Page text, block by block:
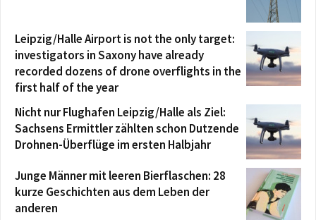
Leipzig/Halle Airport is not the only target:
investigators in Saxony have already
recorded dozens of drone overflights in the
first half of the year
Nicht nur Flughafen Leipzig/Halle als Ziel:
Sachsens Ermittler zählten schon Dutzende
Drohnen-Überflüge im ersten Halbjahr
Junge Männer mit leeren Bierflaschen: 28
kurze Geschichten aus dem Leben der
anderen